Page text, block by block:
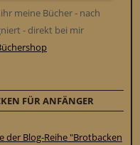
meine Bücher - nach
- direkt bei mir
FÜR ANFÄNGER
der Blog-Reihe "Brotbacken